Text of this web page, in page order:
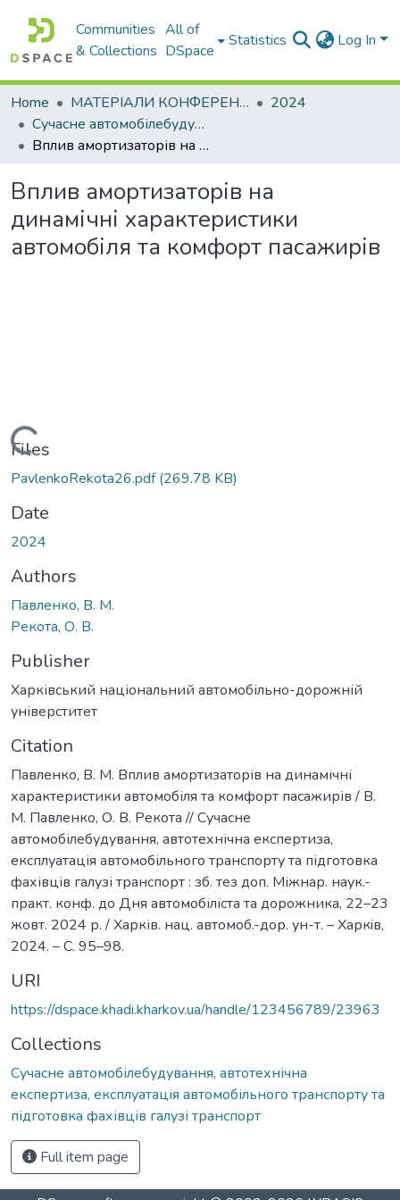
Communities
& Collections
All of
DSpace
Statistics Log In
Home МАТЕРІАЛИ КОНФЕРЕНЦІЙ
2024
Сучасне автомобілебудування, автотехнічна експертиза, експлуатація автомобільного транспорту та підготовка фахівців галузі транспорт
Вплив амортизаторів на динамічні характеристики автомобіля та комфорт пасажирів
Вплив амортизаторів на
динамічні характеристики
автомобіля та комфорт пасажирів
Loading...
Files
PavlenkoRekota26.pdf(269.78 KB)
Date
2024
Authors
Павленко, В. М.
Рекота, О. В.
Publisher
Харківський національний автомобільно-дорожній
універститет
Citation
Павленко, В. М. Вплив амортизаторів на динамічні
характеристики автомобіля та комфорт пасажирів / В.
М. Павленко, О. В. Рекота // Cучасне
автомобілебудування, автотехнічна експертиза,
експлуатація автомобільного транспорту та підготовка
фахівців галузі транспорт : зб. тез доп. Міжнар. наук.-
практ. конф. до Дня автомобіліста та дорожника, 22–23
жовт. 2024 р. / Харків. нац. автомоб.-дор. ун-т. – Харкiв,
2024. – С. 95–98.
URI
https://dspace.khadi.kharkov.ua/handle/123456789/23963
Collections
Сучасне автомобілебудування, автотехнічна
експертиза, експлуатація автомобільного транспорту та
підготовка фахівців галузі транспорт
Full item page